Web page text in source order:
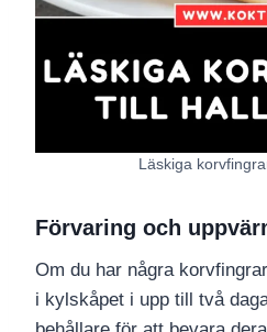
Läskiga
Förvaring och
Om du har några
i kylskåpet i upp till två